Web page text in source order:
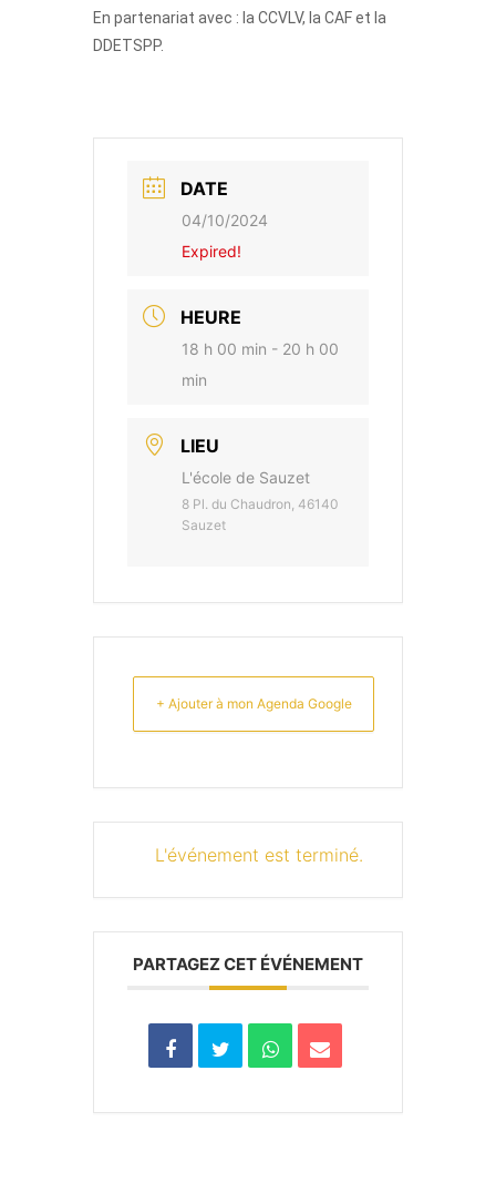
En partenariat avec : la CCVLV, la CAF et la
DDETSPP.
DATE
04/10/2024
Expired!
HEURE
18 h 00 min - 20 h 00
min
LIEU
L'école de Sauzet
8 Pl. du Chaudron, 46140
Sauzet
+ Ajouter à mon Agenda Google
L'événement est terminé.
PARTAGEZ CET ÉVÉNEMENT